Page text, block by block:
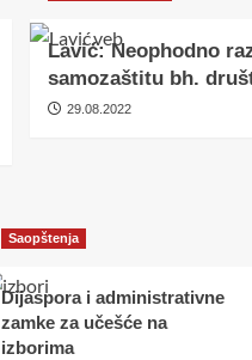
Lavić: Neophodno
samozaštitu bh.
29.08.2022
Saopštenja
Dijaspora i administrativne
zamke za učešće na
izborima